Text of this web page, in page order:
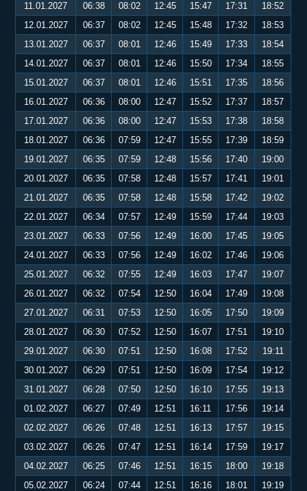
11.01.2027
06:38 08:02 12:45 15:47 17:31
18:52
12.01.2027
06:37 08:02 12:45 15:48 17:32
18:53
13.01.2027
06:37 08:01 12:46 15:49 17:33
18:54
14.01.2027
06:37 08:01 12:46 15:50 17:34
18:55
15.01.2027
06:37 08:01 12:46 15:51 17:35
18:56
16.01.2027
06:36 08:00 12:47 15:52 17:37
18:57
17.01.2027
06:36 08:00 12:47 15:53 17:38
18:58
18.01.2027
06:36 07:59 12:47 15:55 17:39
18:59
19.01.2027
06:35 07:59 12:48 15:56 17:40
19:00
20.01.2027
06:35 07:58 12:48 15:57 17:41
19:01
21.01.2027
06:35 07:58 12:48 15:58 17:42
19:02
22.01.2027
06:34 07:57 12:49 15:59 17:44
19:03
23.01.2027
06:33 07:56 12:49 16:00 17:45
19:05
24.01.2027
06:33 07:56 12:49 16:02 17:46
19:06
25.01.2027
06:32 07:55 12:49 16:03 17:47
19:07
26.01.2027
06:32 07:54 12:50 16:04 17:49
19:08
27.01.2027
06:31 07:53 12:50 16:05 17:50
19:09
28.01.2027
06:30 07:52 12:50 16:07 17:51
19:10
29.01.2027
06:30 07:51 12:50 16:08 17:52
19:11
30.01.2027
06:29 07:51 12:50 16:09 17:54
19:12
31.01.2027
06:28 07:50 12:50 16:10 17:55
19:13
01.02.2027
06:27 07:49 12:51 16:11 17:56
19:14
02.02.2027
06:26 07:48 12:51 16:13 17:57
19:15
03.02.2027
06:26 07:47 12:51 16:14 17:59
19:17
04.02.2027
06:25 07:46 12:51 16:15 18:00
19:18
05.02.2027
06:24 07:44 12:51 16:16 18:01
19:19